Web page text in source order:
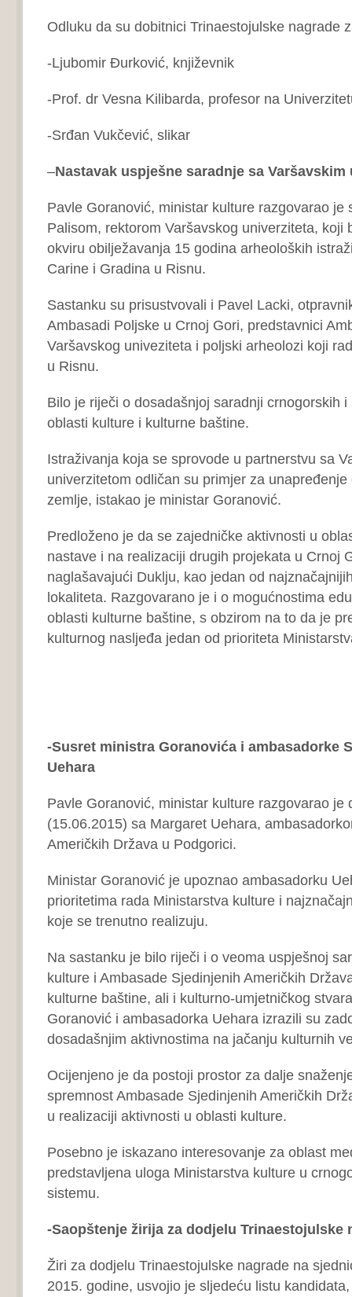
Odluku da su dobitnici Trinaestojulske nagrade
-Ljubomir Đurković, književnik
-Prof. dr Vesna Kilibarda, profesor na
-Srđan Vukčević, slikar
–Nastavak uspješne saradnje sa Varšavskim
Pavle Goranović, ministar kulture razgovarao je
Palisom, rektorom Varšavskog univerziteta, koji
okviru obilježavanja 15 godina arheoloških
Carine i Gradina u Risnu.
Sastanku su prisustvovali i Pavel Lacki,
Ambasadi Poljske u Crnoj Gori, predstavnici
Varšavskog univeziteta i poljski arheolozi koji
u Risnu.
Bilo je riječi o dosadašnjoj saradnji crnogorskih
oblasti kulture i kulturne baštine.
Istraživanja koja se sprovode u partnerstvu sa
univerzitetom odličan su primjer za
zemlje, istakao je ministar Goranović.
Predloženo je da se zajedničke aktivnosti u
nastave i na realizaciji drugih projekata u Crnoj
naglašavajući Duklju, kao jedan od
lokaliteta. Razgovarano je i o mogućnostima
oblasti kulturne baštine, s obzirom na to da je
kulturnog nasljeđa jedan od prioriteta
-Susret ministra Goranovića i ambasadorke
Uehara
Pavle Goranović, ministar kulture razgovarao je
(15.06.2015) sa Margaret Uehara,
Američkih Država u Podgorici.
Ministar Goranović je upoznao ambasadorku
prioritetima rada Ministarstva kulture i
koje se trenutno realizuju.
Na sastanku je bilo riječi i o veoma uspješnoj
kulture i Ambasade Sjedinjenih Američkih
kulturne baštine, ali i kulturno-umjetničkog
Goranović i ambasadorka Uehara izrazili su
dosadašnjim aktivnostima na jačanju kulturnih
Ocijenjeno je da postoji prostor za dalje
spremnost Ambasade Sjedinjenih Američkih
u realizaciji aktivnosti u oblasti kulture.
Posebno je iskazano interesovanje za oblast
predstavljena uloga Ministarstva kulture u
sistemu.
-Saopštenje žirija za dodjelu Trinaestojulske
Žiri za dodjelu Trinaestojulske nagrade na
2015. godine, usvojio je sljedeću listu